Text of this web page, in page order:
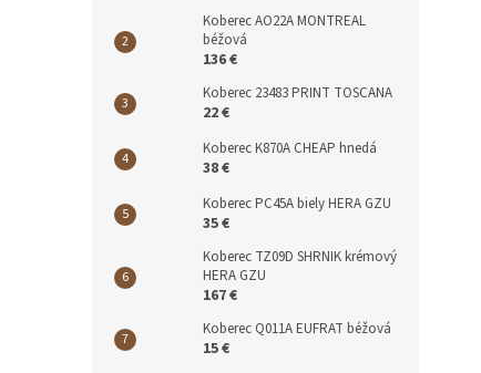
Koberec AO22A MONTREAL
béžová
136 €
Koberec 23483 PRINT TOSCANA
22 €
Koberec K870A CHEAP hnedá
38 €
Koberec PC45A biely HERA GZU
35 €
Koberec TZ09D SHRNIK krémový
HERA GZU
167 €
Koberec Q011A EUFRAT béžová
15 €